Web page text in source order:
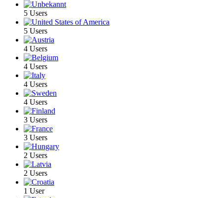
5 Users
5 Users
4 Users
4 Users
4 Users
4 Users
3 Users
3 Users
2 Users
2 Users
1 User